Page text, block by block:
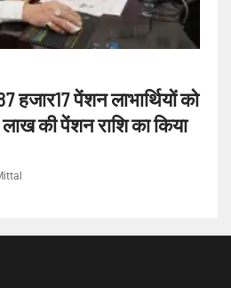
हजार17 पेंशन लाभार्थियों को
की पेंशन राशि का किया